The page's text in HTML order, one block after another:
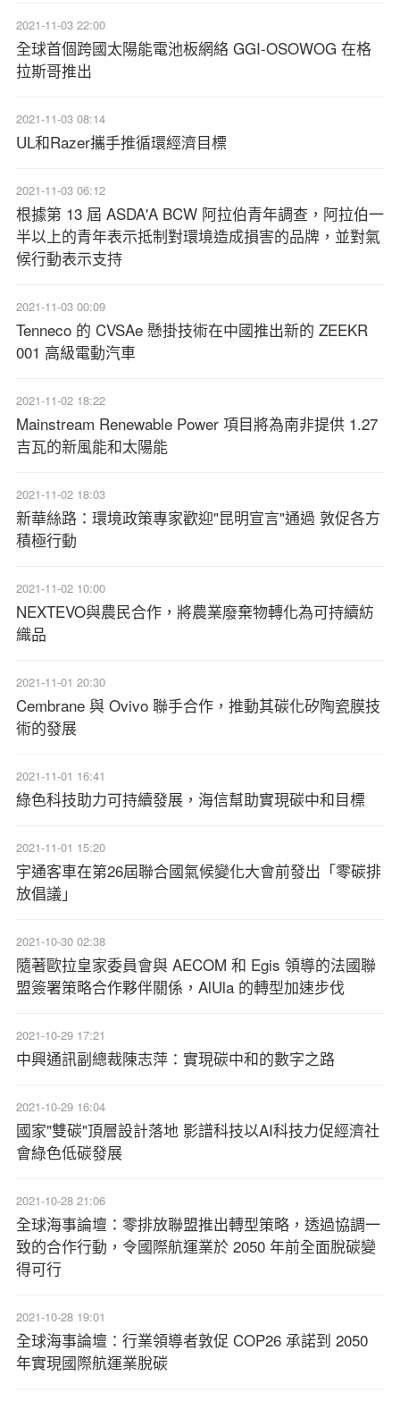
2021-11-03 22:00
全球首個跨國太陽能電池板網絡 GGI-OSOWOG 在格
拉斯哥推出
2021-11-03 08:14
UL和Razer攜手推循環經濟目標
2021-11-03 06:12
根據第 13 屆 ASDA'A BCW 阿拉伯青年調查，阿拉伯一
半以上的青年表示抵制對環境造成損害的品牌，並對氣
候行動表示支持
2021-11-03 00:09
Tenneco 的 CVSAe 懸掛技術在中國推出新的 ZEEKR
001 高級電動汽車
2021-11-02 18:22
Mainstream Renewable Power 項目將為南非提供 1.27
吉瓦的新風能和太陽能
2021-11-02 18:03
新華絲路：環境政策專家歡迎"昆明宣言"通過 敦促各方
積極行動
2021-11-02 10:00
NEXTEVO與農民合作，將農業廢棄物轉化為可持續紡
織品
2021-11-01 20:30
Cembrane 與 Ovivo 聯手合作，推動其碳化矽陶瓷膜技
術的發展
2021-11-01 16:41
綠色科技助力可持續發展，海信幫助實現碳中和目標
2021-11-01 15:20
宇通客車在第26屆聯合國氣候變化大會前發出「零碳排
放倡議」
2021-10-30 02:38
隨著歐拉皇家委員會與 AECOM 和 Egis 領導的法國聯
盟簽署策略合作夥伴關係，AlUla 的轉型加速步伐
2021-10-29 17:21
中興通訊副總裁陳志萍：實現碳中和的數字之路
2021-10-29 16:04
國家"雙碳"頂層設計落地 影譜科技以AI科技力促經濟社
會綠色低碳發展
2021-10-28 21:06
全球海事論壇：零排放聯盟推出轉型策略，透過協調一
致的合作行動，令國際航運業於 2050 年前全面脫碳變
得可行
2021-10-28 19:01
全球海事論壇：行業領導者敦促 COP26 承諾到 2050
年實現國際航運業脫碳